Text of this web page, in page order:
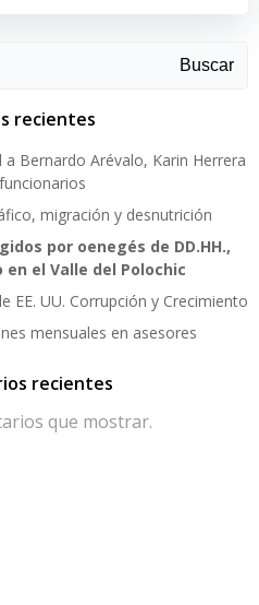
Buscar
recientes
Bernardo Arévalo, Karin Herrera
migración y desnutrición
por oenegés de DD.HH.,
el Valle del Polochic
EE. UU. Corrupción y Crecimiento
mensuales en asesores
recientes
que mostrar.